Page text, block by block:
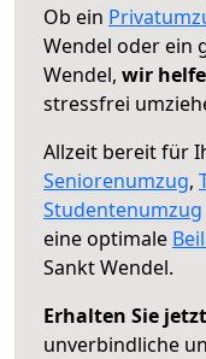
Ob ein
Wendel oder ein
Wendel, wir
stressfrei
Allzeit bereit für
Seniorenumzug,
Studentenumzug
eine optimale
Sankt Wendel.
Erhalten Sie jetzt
unverbindliche